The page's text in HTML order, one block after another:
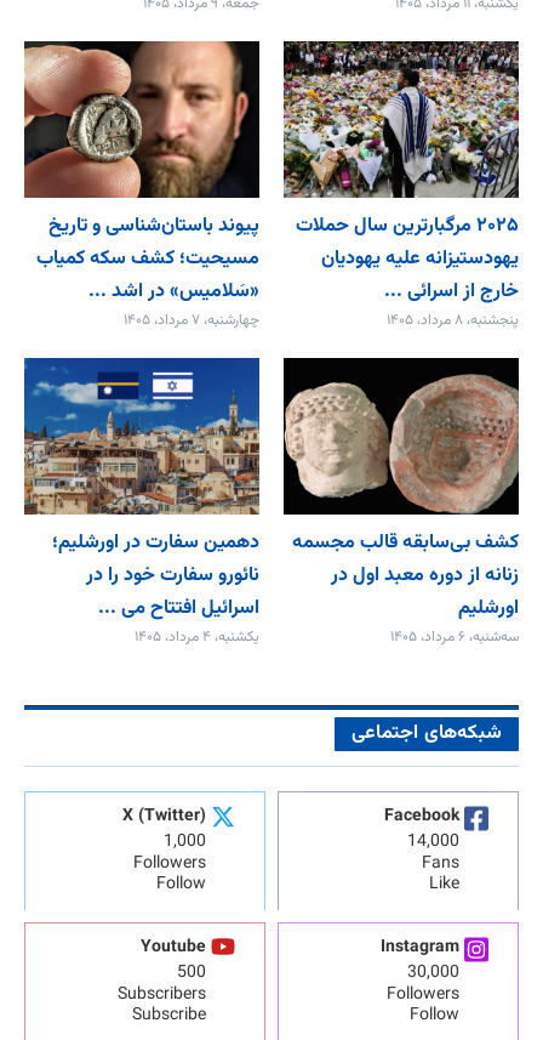
۲۰۲۵ مرگبارترین سال حملات
یهودستیزانه علیه یهودیان
خارج از اسرائی ...
پنجشنبه، ۸ مرداد، ۱۴۰۵
پیوند باستان‌شناسی و تاریخ
مسیحیت؛ کشف سکه کمیاب
«سَلامیس» در اشد ...
چهارشنبه، ۷ مرداد، ۱۴۰۵
کشف بی‌سابقه قالب مجسمه
زنانه از دوره معبد اول در
اورشلیم
سه‌شنبه، ۶ مرداد، ۱۴۰۵
دهمین سفارت در اورشلیم؛
نائورو سفارت خود را در
اسرائیل افتتاح می‌ ...
یکشنبه، ۴ مرداد، ۱۴۰۵
شبکه‌های اجتماعی
Facebook
14,000
Fans
Like
X (Twitter)
1,000
Followers
Follow
Instagram
30,000
Followers
Follow
Youtube
500
Subscribers
Subscribe